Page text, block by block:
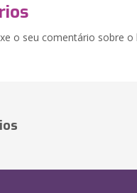
o seu comentário sobre o